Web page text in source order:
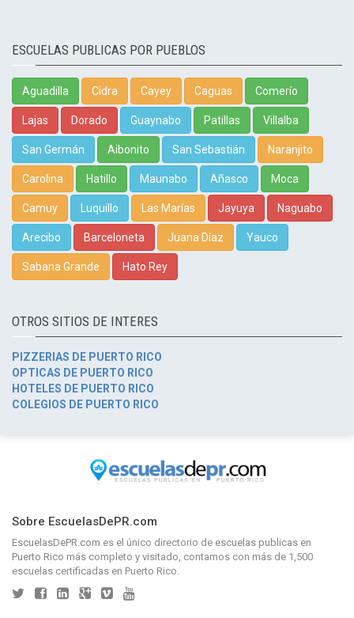
ESCUELAS PUBLICAS POR PUEBLOS
Aguadilla Cidra Cayey Caguas Comerío
Lajas Dorado Guaynabo Patillas Villalba
San Germán Aibonito San Sebastián Naranjito
Carolina Hatillo Maunabo Añasco Moca
Camuy Luquillo Las Marías Jayuya Naguabo
Arecibo Barceloneta Juana Díaz Yauco
Sabana Grande Hato Rey
OTROS SITIOS DE INTERES
PIZZERIAS DE PUERTO RICO
OPTICAS DE PUERTO RICO
HOTELES DE PUERTO RICO
COLEGIOS DE PUERTO RICO
Sobre EscuelasDePR.com
EscuelasDePR.com es el único directorio de escuelas publicas en
Puerto Rico más completo y visitado, contamos con más de 1,500
escuelas certificadas en Puerto Rico.